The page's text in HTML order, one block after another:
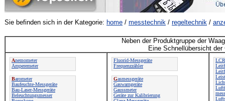
Sie befinden sich in der Kategorie: home / messtechnik / regeltechnik /
Neben der Produktgruppe der
Eine Schnellübersicht
Anemometer
Amperemeter
Barometer
Baufeuchte-Messgeräte
Bau-Laser-Messgeräte
Beleuchtungsmesser
Fluorid-Messgeräte
Frequenzzähler
Gasmessgeräte
Gaswarngeräte
Gaussmeter
Geräte zur Kalibrierung